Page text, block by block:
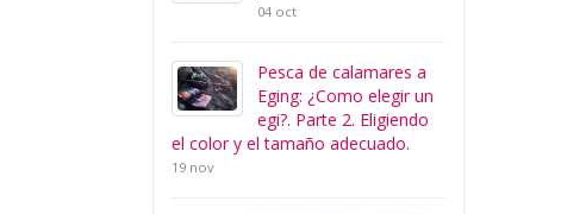
04 oct
Pesca de calamares a
Eging: ¿Como elegir un
egi?. Parte 2. Eligiendo
el color y el tamaño adecuado.
19 nov